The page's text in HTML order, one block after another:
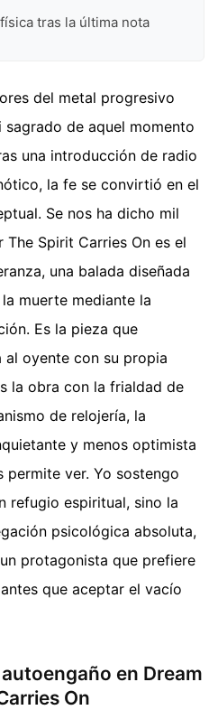
tras la última nota
del metal progresivo
de aquel momento
una introducción de radio
la fe se convirtió en el
Se nos ha dicho mil
The Spirit Carries On es el
una balada diseñada
muerte mediante la
Es la pieza que
al oyente con su propia
la obra con la frialdad de
de relojería, la
y menos optimista
permite ver. Yo sostengo
refugio espiritual, sino la
psicológica absoluta,
protagonista que prefiere
que aceptar el vacío
en Dream
On